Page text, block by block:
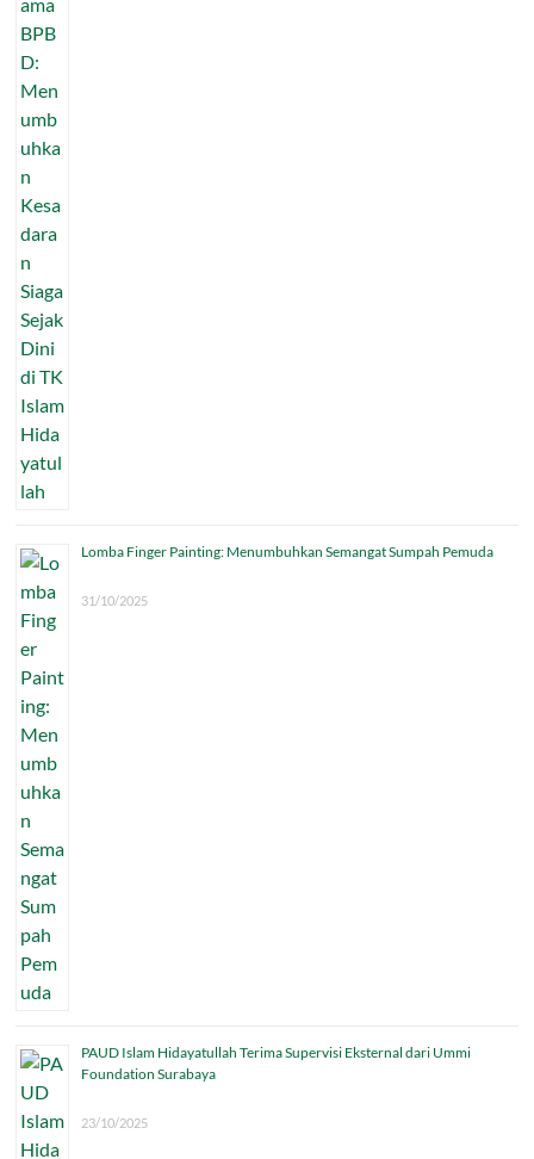
Lomba Finger Painting: Menumbuhkan Semangat Sumpah Pemuda
31/10/2025
PAUD Islam Hidayatullah Terima Supervisi Eksternal dari Ummi
Foundation Surabaya
23/10/2025